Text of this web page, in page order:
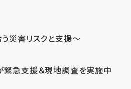
災害リスクと支援～
緊急支援＆現地調査を実施中